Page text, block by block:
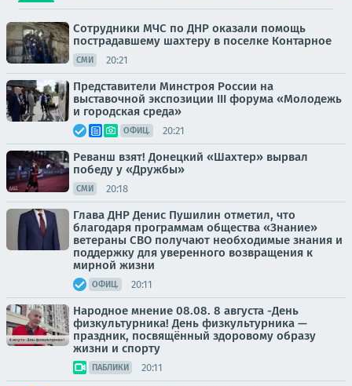
Сотрудники МЧС по ДНР оказали помощь
пострадавшему шахтеру в поселке Контарное
СМИ 20:21
Представители Минстроя России на
выставочной экспозиции III форума «Молодежь
и городская среда»
ОФИЦ. 20:21
Реванш взят! Донецкий «Шахтер» вырвал
победу у «Дружбы»
СМИ 20:18
Глава ДНР Денис Пушилин отметил, что
благодаря программам общества «Знание»
ветераны СВО получают необходимые знания и
поддержку для уверенного возвращения к
мирной жизни
ОФИЦ. 20:11
Народное мнение 08.08. 8 августа -День
физкультурника! День физкультурника —
праздник, посвящённый здоровому образу
жизни и спорту
ПАБЛИКИ 20:11